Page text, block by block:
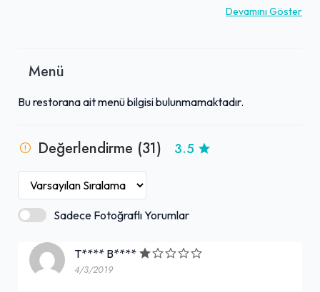
müşteriler tarafından olumlu geri bildirimler almaktadır.
atmosfer ve bütçe dostu seçenekler arayanlar için cazip
Devamını Göster
Menü
Bu restorana ait menü bilgisi bulunmamaktadır.
Değerlendirme (31) 3.5
Sadece Fotoğraflı Yorumlar
T**** B****
4/3/2019